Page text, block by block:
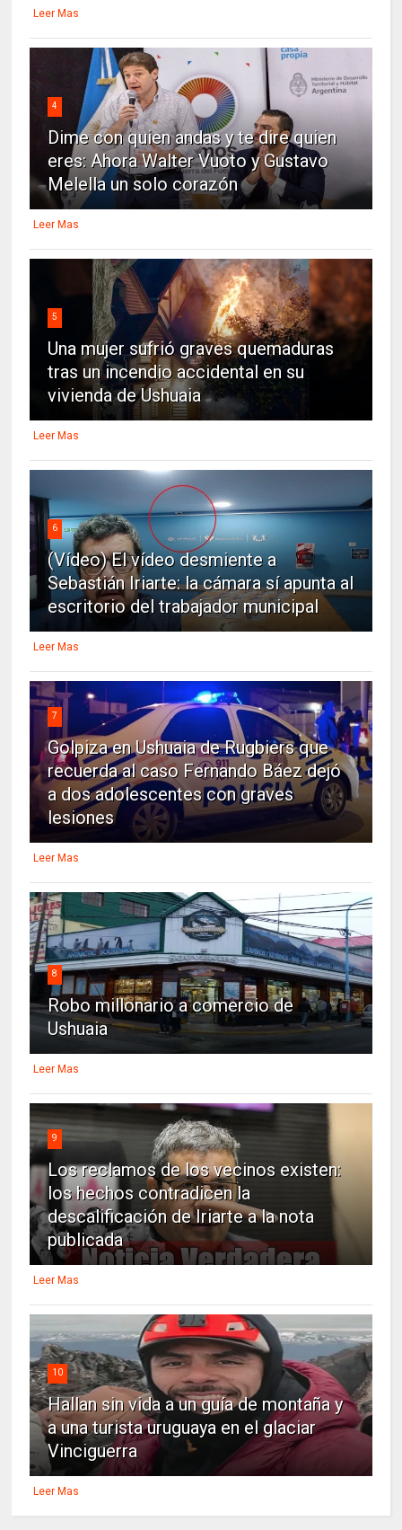
Leer Mas
4
Dime con quien andas y te dire quien
eres: Ahora Walter Vuoto y Gustavo
Melella un solo corazón
Leer Mas
5
Una mujer sufrió graves quemaduras
tras un incendio accidental en su
vivienda de Ushuaia
Leer Mas
6
(Vídeo) El vídeo desmiente a
Sebastián Iriarte: la cámara sí apunta al
escritorio del trabajador municipal
Leer Mas
7
Golpiza en Ushuaia de Rugbiers que
recuerda al caso Fernando Báez dejó
a dos adolescentes con graves
lesiones
Leer Mas
8
Robo millonario a comercio de
Ushuaia
Leer Mas
9
Los reclamos de los vecinos existen:
los hechos contradicen la
descalificación de Iriarte a la nota
publicada
Leer Mas
10
Hallan sin vida a un guía de montaña y
a una turista uruguaya en el glaciar
Vinciguerra
Leer Mas